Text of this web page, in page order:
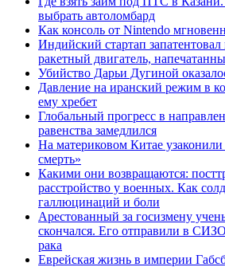
выбрать автоломбард
Как консоль от Nintendo
Индийский стартап
ракетный двигатель,
Убийство Дарьи Дугиной
Давление на иранский режим в
ему хребет
Глобальный прогресс в
равенства замедлился
На материковом Китае узаконили
смерть»
Какими они возвращаются:
расстройство у военных. Как
галлюцинаций и боли
Арестованный за госизмену
скончался. Его отправили в
рака
Еврейская жизнь в империи